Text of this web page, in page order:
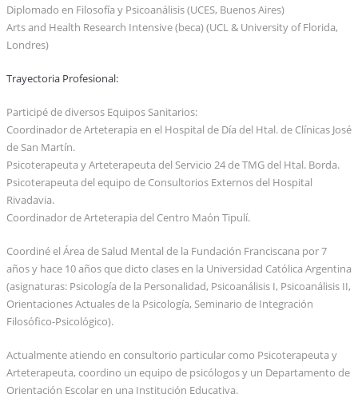
Diplomado en Filosofía y Psicoanálisis (UCES, Buenos Aires)
Arts and Health Research Intensive (beca) (UCL & University of Florida,
Londres)
Trayectoria Profesional:
Participé de diversos Equipos Sanitarios:
Coordinador de Arteterapia en el Hospital de Día del Htal. de Clínicas José
de San Martín.
Psicoterapeuta y Arteterapeuta del Servicio 24 de TMG del Htal. Borda.
Psicoterapeuta del equipo de Consultorios Externos del Hospital
Rivadavia.
Coordinador de Arteterapia del Centro Maón Tipulí.
Coordiné el Área de Salud Mental de la Fundación Franciscana por 7
años y hace 10 años que dicto clases en la Universidad Católica Argentina
(asignaturas: Psicología de la Personalidad, Psicoanálisis I, Psicoanálisis II,
Orientaciones Actuales de la Psicología, Seminario de Integración
Filosófico-Psicológico).
Actualmente atiendo en consultorio particular como Psicoterapeuta y
Arteterapeuta, coordino un equipo de psicólogos y un Departamento de
Orientación Escolar en una Institución Educativa.